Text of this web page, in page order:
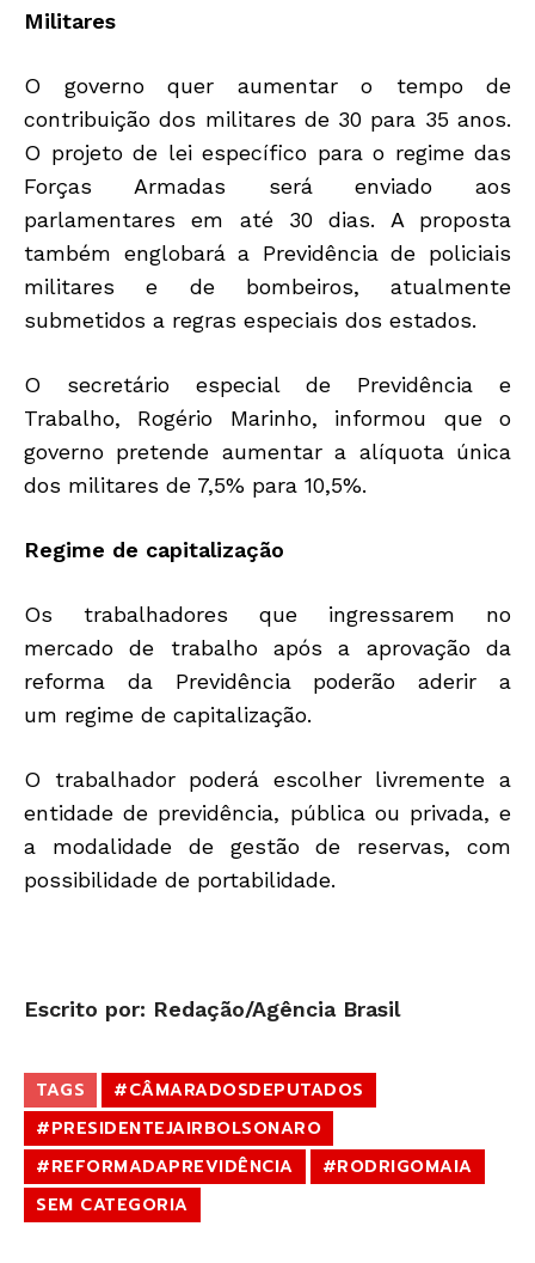
Militares
O governo quer aumentar o tempo de
contribuição dos militares de 30 para 35 anos.
O projeto de lei específico para o regime das
Forças Armadas será enviado aos
parlamentares em até 30 dias. A proposta
também englobará a Previdência de policiais
militares e de bombeiros, atualmente
submetidos a regras especiais dos estados.
O secretário especial de Previdência e
Trabalho, Rogério Marinho, informou que o
governo pretende aumentar a alíquota única
dos militares de 7,5% para 10,5%.
Regime de capitalização
Os trabalhadores que ingressarem no
mercado de trabalho após a aprovação da
reforma da Previdência poderão aderir a
um regime de capitalização.
O trabalhador poderá escolher livremente a
entidade de previdência, pública ou privada, e
a modalidade de gestão de reservas, com
possibilidade de portabilidade.
Escrito por: Redação/Agência Brasil
TAGS
#CÂMARADOSDEPUTADOS
#PRESIDENTEJAIRBOLSONARO
#REFORMADAPREVIDÊNCIA
#RODRIGOMAIA
SEM CATEGORIA